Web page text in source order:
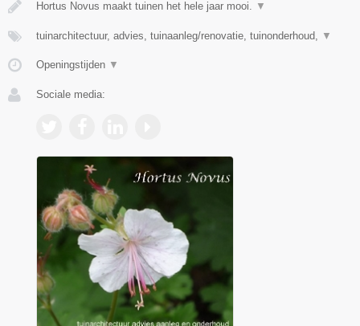
Hortus Novus maakt tuinen het hele jaar mooi. ▼
tuinarchitectuur, advies, tuinaanleg/renovatie, tuinonderhoud, ▼
Openingstijden ▼
Sociale media: